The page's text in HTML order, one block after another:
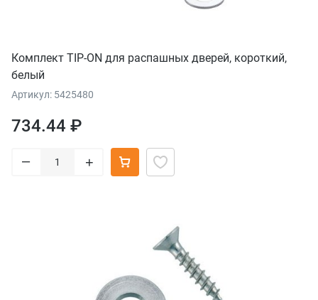
Комплект TIP-ON для распашных дверей, короткий,
белый
Артикул: 5425480
734.44 ₽
– +